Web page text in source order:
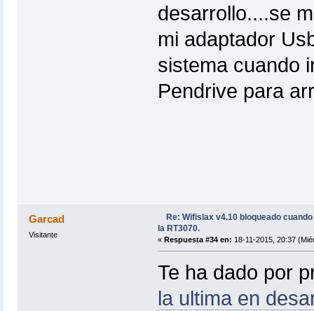
desarrollo....se
mi adaptador
sistema cuando
Pendrive para
Garcad
Visitante
Re: Wifislax v4.10 bloqueado
la RT3070.
« Respuesta #34 en: 18-11-2015, 20:37
Te ha dado por
la ultima en